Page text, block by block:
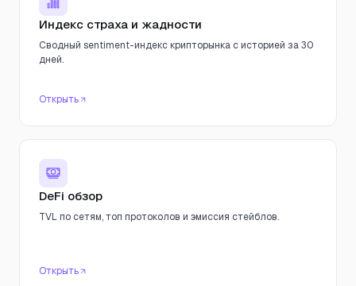
Индекс страха и жадности
Сводный sentiment-индекс крипторынка с историей за 30
дней.
Открыть
DeFi обзор
TVL по сетям, топ протоколов и эмиссия стейблов.
Открыть